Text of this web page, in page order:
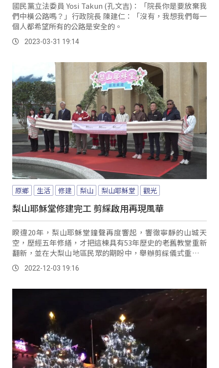
國民黨立法委員 Yosi Takun (孔文吉)：「院長你是要放棄我
們中橫公路嗎？」行政院長 陳建仁：「沒有，我想我們每一
個人都希望所有的公路是安全的。
2023-03-31 19:14
原鄉 生活 修建 梨山 梨山耶穌堂 觀光
梨山耶穌堂修建完工 剪綵啟用再現風華
睽違20年，梨山耶穌堂鐘聲再度響起，響徹寧靜的山城天
空，歷經五年修繕，才把這棟具有53年歷史的老舊教堂重新
翻新，並在大梨山地區民眾的期盼中，舉辦剪綵儀式重新啟
用。2022-12-03 19:16